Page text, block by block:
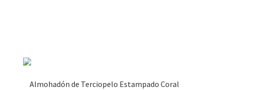
Almohadón de Terciopelo Estampado Coral